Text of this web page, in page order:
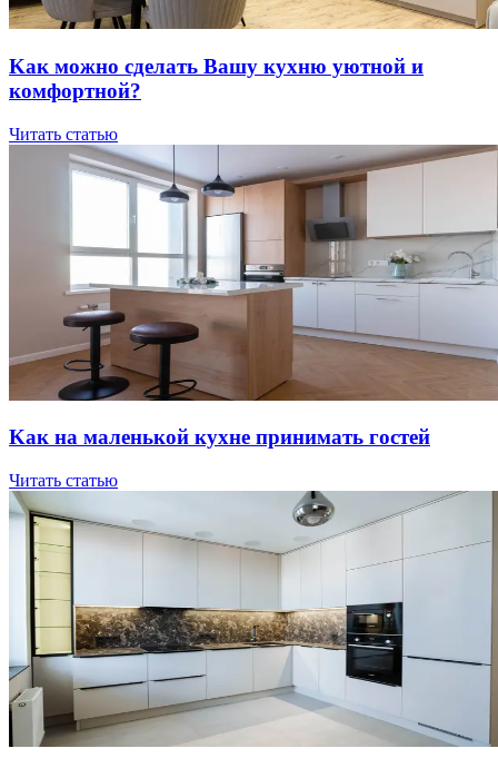
Kaк мoжнo cдeлaть Вaшу куxню уютнoй и
кoмфopтнoй?
Читать статью
Kaк нa мaлeнькoй куxнe пpинимaть гocтeй
Читать статью